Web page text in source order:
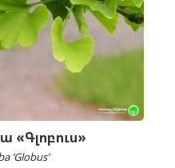
«Գլոբուս»
‘Globus’